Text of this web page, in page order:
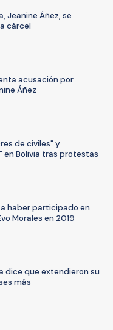
Jeanine Áñez, se
cárcel
acusación por
Áñez
de civiles" y
en Bolivia tras protestas
haber participado en
Morales en 2019
dice que extendieron su
más